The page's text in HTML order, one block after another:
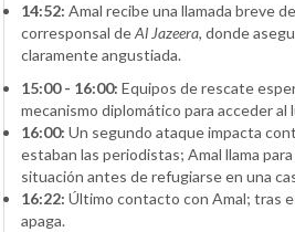
14:52: Amal recibe una llamada breve
corresponsal deAl Jazeera, donde
claramente angustiada.
15:00 - 16:00: Equipos de rescate
mecanismo diplomático para acceder al
16:00: Un segundo ataque impacta
estaban las periodistas; Amal llama
situación antes de refugiarse en una
16:22: Último contacto con Amal; tras
apaga.